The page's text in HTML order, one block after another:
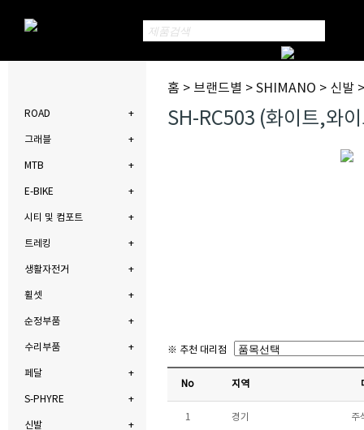
ROAD
그래블
MTB
E-BIKE
시티 및 컴포트
트레킹
생활자전거
휠셋
순정부품
수리부품
페달
S-PHYRE
신발
홈 > 브랜드별 > SHIMANO > 신발
SH-RC503 (화이트,와
※ 추천 대리점
No 지역
1 경기 주